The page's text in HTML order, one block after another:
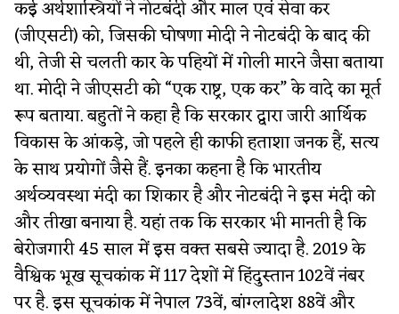
कई अर्थशास्त्रियों ने नोटबंदी और माल एवं सेवा कर
(जीएसटी) को, जिसकी घोषणा मोदी ने नोटबंदी के बाद की
थी, तेजी से चलती कार के पहियों में गोली मारने जैसा बताया
था. मोदी ने जीएसटी को “एक राष्ट्र, एक कर” के वादे का मूर्त
रूप बताया. बहुतों ने कहा है कि सरकार द्वारा जारी आर्थिक
विकास के आंकड़े, जो पहले ही काफी हताशा जनक हैं, सत्य
के साथ प्रयोगों जैसे हैं. इनका कहना है कि भारतीय
अर्थव्यवस्था मंदी का शिकार है और नोटबंदी ने इस मंदी को
और तीखा बनाया है. यहां तक कि सरकार भी मानती है कि
बेरोजगारी 45 साल में इस वक्त सबसे ज्यादा है. 2019 के
वैश्विक भूख सूचकांक में 117 देशों में हिंदुस्तान 102वें नंबर
पर है. इस सूचकांक में नेपाल 73वें, बांग्लादेश 88वें और